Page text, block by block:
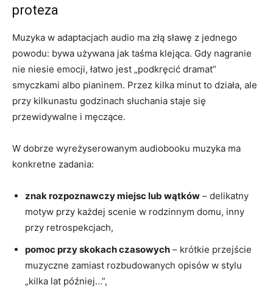
proteza
Muzyka w adaptacjach audio ma złą sławę z jednego
powodu: bywa używana jak taśma klejąca. Gdy nagranie
nie niesie emocji, łatwo jest „podkręcić dramat”
smyczkami albo pianinem. Przez kilka minut to działa, ale
przy kilkunastu godzinach słuchania staje się
przewidywalne i męczące.
W dobrze wyreżyserowanym audiobooku muzyka ma
konkretne zadania:
znak rozpoznawczy miejsc lub wątków – delikatny
motyw przy każdej scenie w rodzinnym domu, inny
przy retrospekcjach,
pomoc przy skokach czasowych – krótkie przejście
muzyczne zamiast rozbudowanych opisów w stylu
„kilka lat później…”,